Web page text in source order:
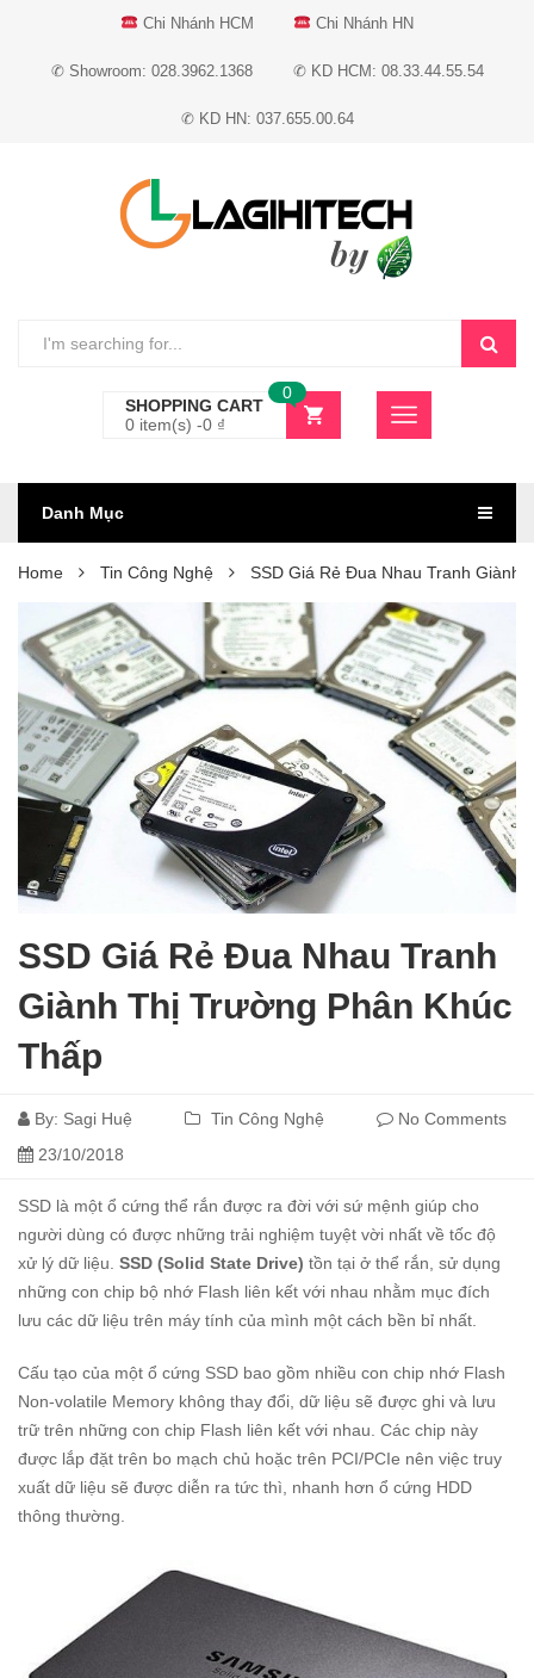
Chi Nhánh HCM Chi Nhánh HN
✆ Showroom: 028.3962.1368 ✆ KD HCM: 08.33.44.55.54
✆ KD HN: 037.655.00.64
SHOPPING CART
0 item(s) -0 ₫
0
Danh Mục
Home Tin Công Nghệ SSD Giá Rẻ Đua Nhau Tranh Giành
SSD Giá Rẻ Đua Nhau Tranh
Giành Thị Trường Phân Khúc
Thấp
By: Sagi Huệ Tin Công Nghệ
No Comments
23/10/2018
SSD là một ổ cứng thể rắn được ra đời với sứ mệnh giúp cho
người dùng có được những trải nghiệm tuyệt vời nhất về tốc độ
xử lý dữ liệu. SSD (Solid State Drive) tồn tại ở thể rắn, sử dụng
những con chip bộ nhớ Flash liên kết với nhau nhằm mục đích
lưu các dữ liệu trên máy tính của mình một cách bền bỉ nhất.
Cấu tạo của một ổ cứng SSD bao gồm nhiều con chip nhớ Flash
Non-volatile Memory không thay đổi, dữ liệu sẽ được ghi và lưu
trữ trên những con chip Flash liên kết với nhau. Các chip này
được lắp đặt trên bo mạch chủ hoặc trên PCI/PCIe nên việc truy
xuất dữ liệu sẽ được diễn ra tức thì, nhanh hơn ổ cứng HDD
thông thường.